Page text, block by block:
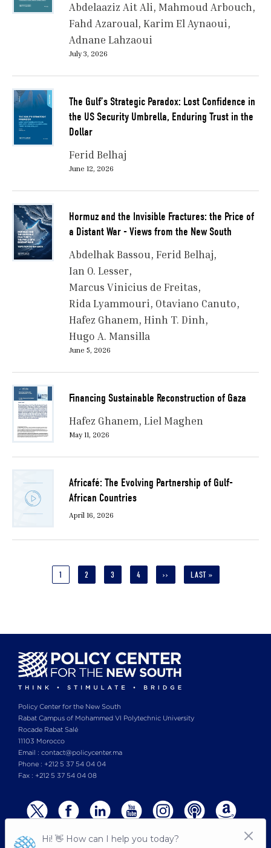
Abdelaaziz Ait Ali Mahmoud Arbouch
Fahd Azaroual Karim El Aynaoui
Adnane Lahzaoui
July 3, 2026
The Gulf’s Strategic Paradox: Lost Confidence in
the US Security Umbrella, Enduring Trust in the
Dollar
Ferid Belhaj
June 12, 2026
Hormuz and the Invisible Fractures: the Price of
a Distant War - Views from the New South
Abdelhak Bassou Ferid Belhaj
Ian O. Lesser
Marcus Vinicius de Freitas
Rida Lyammouri Otaviano Canuto
Hafez Ghanem Hinh T. Dinh
Hugo A. Mansilla
June 5, 2026
Financing Sustainable Reconstruction of Gaza
Hafez Ghanem Liel Maghen
May 11, 2026
Africafé: The Evolving Partnership of Gulf-
African Countries
April 16, 2026
CURRENT
1 PAGE
2 PAGE
3 PAGE
4
NEXT
››
LAST
LAST »
Policy Center for the New South
Rabat Campus of Mohammed VI Polytechnic University
Rocade Rabat Salé
11103 Morocco
Email : contact@policycenter.ma
Phone : +212 5 37 54 04 04
Fax : +212 5 37 54 04 08